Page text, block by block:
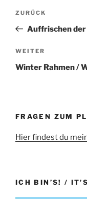
Vorheriger
Beitrag
ZURÜCK
Auffrischen
Nächster
Beitrag
WEITER
Winter Rahmen /
FRAGEN ZUM
Hier findest du
ICH BIN’S! /